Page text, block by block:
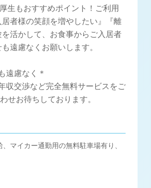
生もおすすめポイント！ご利用
者様の笑顔を増やしたい』『離
活かして、お食事からご入居者
遠慮なくお願いします。
遠慮なく＊
収交渉など完全無料サービスをご
せお待ちしております。
マイカー通勤用の無料駐車場有り、